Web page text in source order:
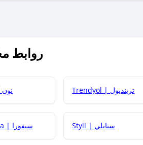
روابط
Noon | نون Trendyol | ترينديول
Sephora | سيفورا Styli | ستايلي